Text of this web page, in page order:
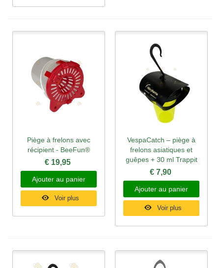
Piège à frelons avec
récipient - BeeFun®
€ 19,95
Ajouter au panier
Voir plus
VespaCatch – piège à
frelons asiatiques et
guêpes + 30 ml Trappit
€ 7,90
Ajouter au panier
Voir plus